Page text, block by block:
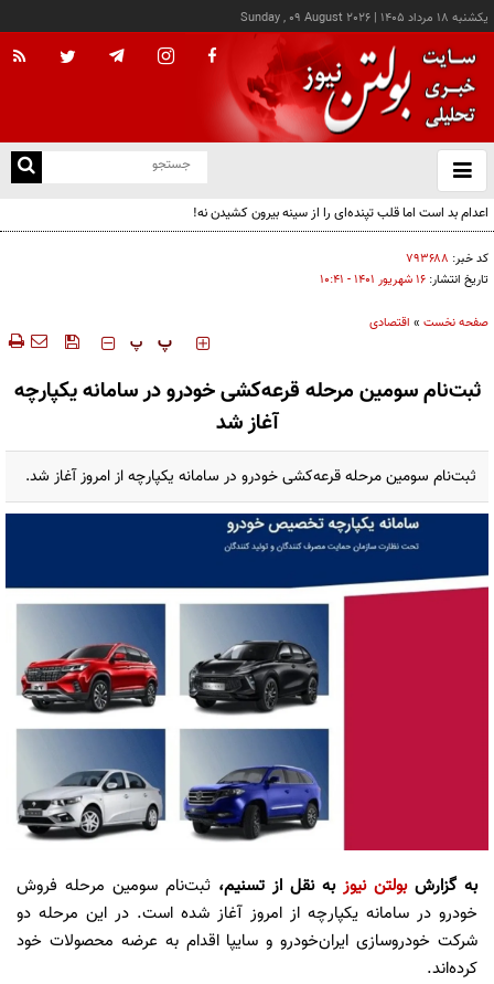
يکشنبه ۱۸ مرداد ۱۴۰۵ |
Sunday , 09 August 2026
باز
و
اعدام بد است اما قلب تپنده‌ای را از سینه بیرون کشیدن نه!
کد خبر: ۷۹۳۶۸۸
تاریخ انتشار: ۱۶ شهريور ۱۴۰۱ - ۱۰:۴۱
صفحه نخست » اقتصادی
‍‍‍ پ پ
ثبت‌نام سومین مرحله قرعه‌کشی خودرو در سامانه یکپارچه
آغاز شد
ثبت‌نام سومین مرحله قرعه‌کشی خودرو در سامانه یکپارچه از امروز آغاز شد.
به گزارشبولتن نیوز به نقل از تسنیم، ثبت‌نام سومین مرحله فروش
خودرو در سامانه یکپارچه از امروز آغاز شده است. در این مرحله دو
شرکت خودروسازی ایران‌خودرو و سایپا اقدام به عرضه محصولات خود
کرده‌اند.